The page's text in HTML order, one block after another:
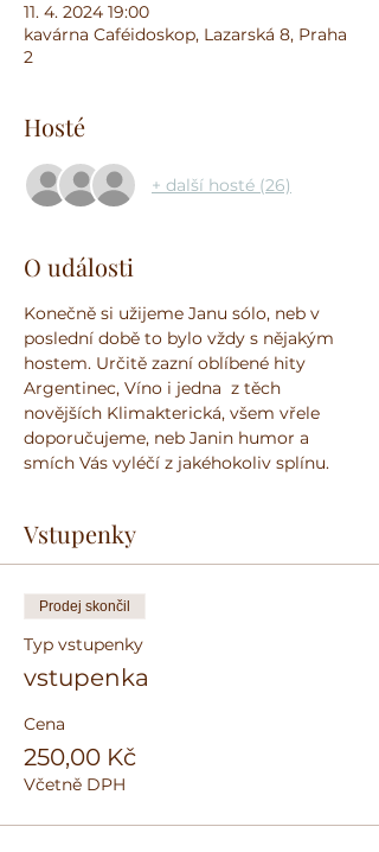
11. 4. 2024 19:00
kavárna Caféidoskop, Lazarská 8, Praha
2
Hosté
+ další hosté (26)
O události
Konečně si užijeme Janu sólo, neb v
poslední době to bylo vždy s nějakým
hostem. Určitě zazní oblíbené hity
Argentinec, Víno i jedna  z těch
novějších Klimakterická, všem vřele
doporučujeme, neb Janin humor a
smích Vás vyléčí z jakéhokoliv splínu.
Vstupenky
Prodej skončil
Typ vstupenky
vstupenka
Cena
250,00 Kč
Včetně DPH